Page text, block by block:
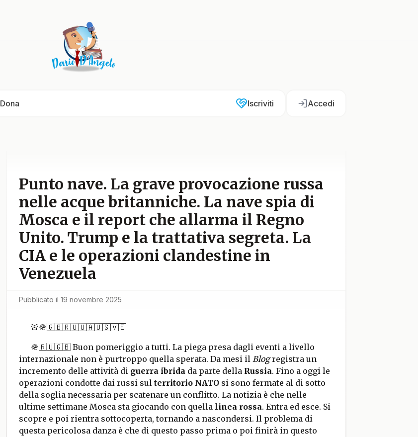
Dona Iscriviti Accedi
Punto nave. La grave provocazione russa
nelle acque britanniche. La nave spia di
Mosca e il report che allarma il Regno
Unito. Trump e la trattativa segreta. La
CIA e le operazioni clandestine in
Venezuela
Pubblicato il 19 novembre 2025
🚨🪖🇬🇧🇷🇺🇺🇦🇺🇸🇻🇪
🪖🇷🇺🇬🇧 Buon pomeriggio a tutti. La piega presa dagli eventi a livello
internazionale non è purtroppo quella sperata. Da mesi il Blogregistra un
incremento delle attività di guerra ibridada parte della Russia. Fino a oggi le
operazioni condotte dai russi sul territorio NATOsi sono fermate al di sotto
della soglia necessaria per scatenare un conflitto. La notizia è che nelle
ultime settimane Mosca sta giocando con quellalinea rossa. Entra ed esce. Si
scopre e poi rientra sottocoperta, tornando a nascondersi. Il problema di
questa pericolosa danza è che di questo passo prima o poi finirà in questo